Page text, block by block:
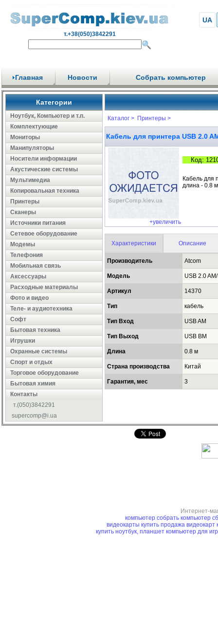
т.+38(050)3842291
UA
Главная Новости Собрать компьютер
Категории
Ноутбук, Компьютер и т.п.
Комплектующие
Мониторы
Манипуляторы
Носители информации
Акустические системы
Мультимедиа
Копировальная техника
Принтеры
Сканеры
Источники питания
Сетевое оборудование
Модемы
Телефония
Мобильная связь
Аксессуары
Расходные материалы
Фото и видео
Теле- и аудиотехника
Софт
Бытовая техника
Игрушки
Охранные системы
Cпорт и отдых
Торговое оборудование
Бытовая химия
Контакты
т.(050)3842291
supercomp@i.ua
Каталог > Принтеры >
Кабель для принтера USB 2.0
+увеличить
Код:
Кабель для
длина - 0.8 м
Характеристики Описание
Производитель Atcom
Модель USB 2.0
Артикул 14370
Тип кабель
Тип Вход USB AM
Тип Выход USB BM
Длина 0.8 м
Страна производства Китай
Гарантия, мес 3
Интернет-
компьютер собрать компьютер
видеокарты купить продажа видеокарт
купить ноутбук, планшет компьютер для